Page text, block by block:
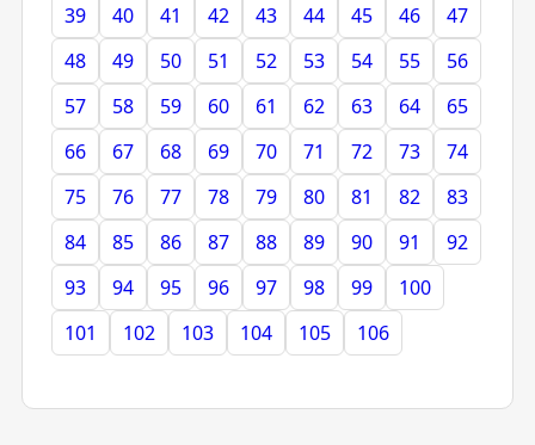
39
40 41 42 43 44 45 46
47
48
49 50 51 52 53 54 55
56
57
58 59 60 61 62 63 64
65
66
67 68 69 70 71 72 73
74
75
76 77 78 79 80 81 82
83
84
85 86 87 88 89 90 91
92
93
94 95 96 97 98 99
100
101
102 103 104 105 106